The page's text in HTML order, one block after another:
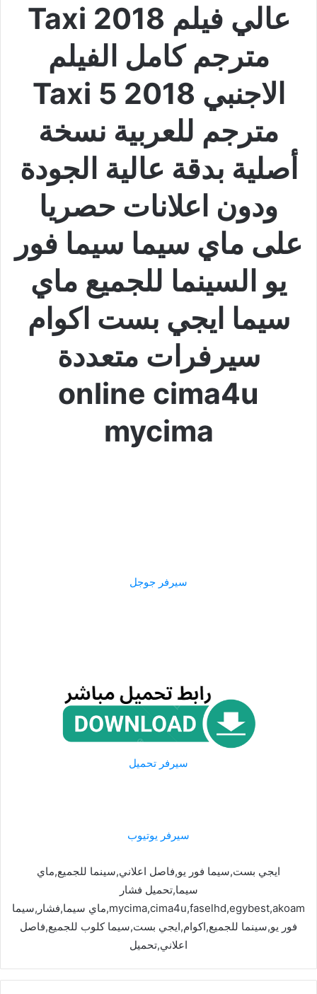
عالي فيلم Taxi 2018
مترجم كامل الفيلم
الاجنبي Taxi 5 2018
مترجم للعربية نسخة
أصلية بدقة عالية الجودة
ودون اعلانات حصريا
على ماي سيما سيما فور
يو السينما للجميع ماي
سيما ايجي بست اكوام
سيرفرات متعددة
online cima4u
mycima
سيرفر جوجل
سيرفر تحميل
سيرفر يوتيوب
ايجي بست,سيما فور يو,فاصل اعلاني,سينما للجميع,ماي
سيما,تحميل فشار
mycima,cima4u,faselhd,egybest,akoam,ماي سيما,فشار,سيما
فور يو,سينما للجميع,اكوام,ايجي بست,سيما كلوب للجميع,فاصل
اعلاني,تحميل